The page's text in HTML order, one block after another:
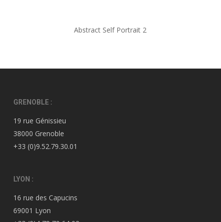
Abstract Self Portrait 2
GRENOBLE :
19 rue Génissieu
38000 Grenoble
+33 (0)9.52.79.30.01
LYON :
16 rue des Capucins
69001 Lyon